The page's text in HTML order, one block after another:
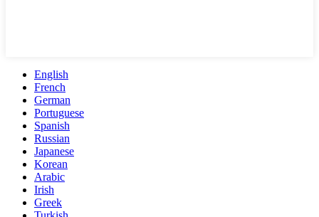
English
French
German
Portuguese
Spanish
Russian
Japanese
Korean
Arabic
Irish
Greek